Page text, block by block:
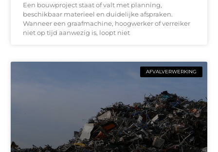
Een bouwproject staat of valt met planning,
beschikbaar materieel en duidelijke afspraken.
Wanneer een graafmachine, hoogwerker of verreiker
niet op tijd aanwezig is, loopt niet
AFVALVERWERKING